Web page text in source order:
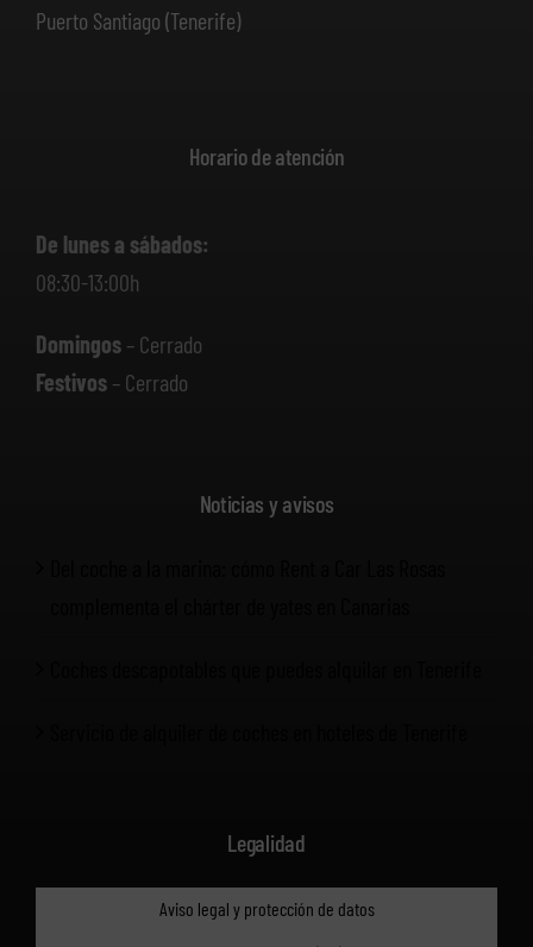
Puerto Santiago (Tenerife)
Horario de atención
De lunes a sábados:
08:30-13:00h
Domingos– Cerrado
Festivos– Cerrado
Noticias y avisos
Legalidad
Aviso legal y protección de datos